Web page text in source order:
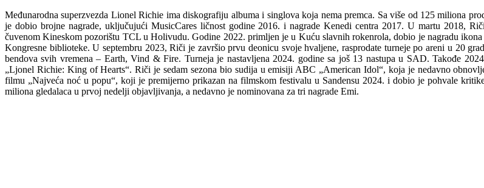
Međunarodna superzvezda Lionel Richie ima diskografiju albuma i singlova koja nema premca. Sa više od 125 miliona
je dobio brojne nagrade, uključujući MusicCares ličnost godine 2016. i nagrade Kenedi centra 2017. U martu 2018,
čuvenom Kineskom pozorištu TCL u Holivudu. Godine 2022. primljen je u Kuću slavnih rokenrola, dobio je nagradu
Kongresne biblioteke. U septembru 2023, Riči je završio prvu deonicu svoje hvaljene, rasprodate turneje po areni u 20
bendova svih vremena – Earth, Vind & Fire. Turneja je nastavljena 2024. godine sa još 13 nastupa u SAD. Takođe
„Ljonel Richie: King of Hearts“. Riči je sedam sezona bio sudija u emisiji ABC „American Idol“, koja je nedavno
filmu „Najveća noć u popu“, koji je premijerno prikazan na filmskom festivalu u Sandensu 2024. i dobio je pohvale
miliona gledalaca u prvoj nedelji objavljivanja, a nedavno je nominovana za tri nagrade Emi.